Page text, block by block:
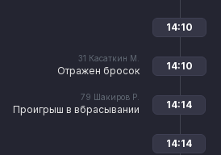
14:10
31 Касаткин М.
Отражен бросок 14:10
79 Шакиров Р.
Проигрыш в вбрасывании 14:14
14:14